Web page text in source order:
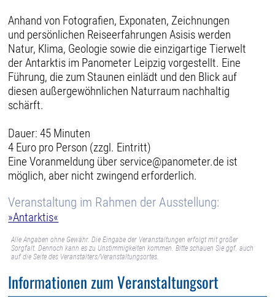
Anhand von Fotografien, Exponaten, Zeichnungen
und persönlichen Reiseerfahrungen Asisis werden
Natur, Klima, Geologie sowie die einzigartige Tierwelt
der Antarktis im Panometer Leipzig vorgestellt. Eine
Führung, die zum Staunen einlädt und den Blick auf
diesen außergewöhnlichen Naturraum nachhaltig
schärft.
Dauer: 45 Minuten
4 Euro pro Person (zzgl. Eintritt)
Eine Voranmeldung über service@panometer.de ist
möglich, aber nicht zwingend erforderlich.
Veranstaltung im Rahmen der Ausstellung:
»Antarktis«
Alle Angaben ohne Gewähr. Die Eingabe der Veranstaltungen erfolgt mit großer
Sorgfalt. Dennoch kann es zu Unstimmigkeiten kommen. Bitte schauen Sie ggf. auch
auf die Seite des Veranstalters/Veranstaltungsortes.
Informationen zum Veranstaltungsort